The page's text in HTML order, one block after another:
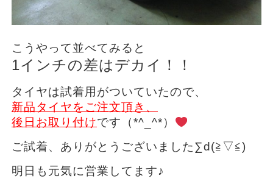
こうやって並べてみると
1インチの差はデカイ！！
タイヤは試着用がついていたので、
新品タイヤをご注文頂き、
後日お取り付けです（*^_^*）
ご試着、ありがとうございました∑d(≧▽≦)
明日も元気に営業してます♪